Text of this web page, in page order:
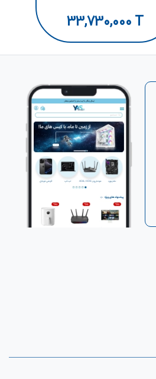
33,730,000 T